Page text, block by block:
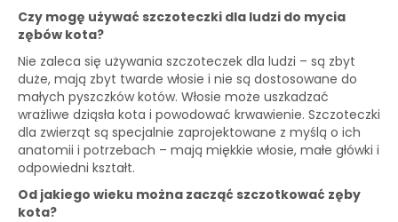
Czy mogę używać szczoteczki dla ludzi do mycia
zębów kota?
Nie zaleca się używania szczoteczek dla ludzi – są zbyt
duże, mają zbyt twarde włosie i nie są dostosowane do
małych pyszczków kotów. Włosie może uszkadzać
wrażliwe dziąsła kota i powodować krwawienie. Szczoteczki
dla zwierząt są specjalnie zaprojektowane z myślą o ich
anatomii i potrzebach – mają miękkie włosie, małe główki i
odpowiedni kształt.
Od jakiego wieku można zacząć szczotkować zęby
kota?